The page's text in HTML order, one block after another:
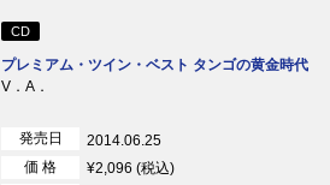
CD
プレミアム・ツイン・ベスト タンゴの黄金時代
V．A．
発売日
2014.06.25
価 格
¥2,096 (税込)